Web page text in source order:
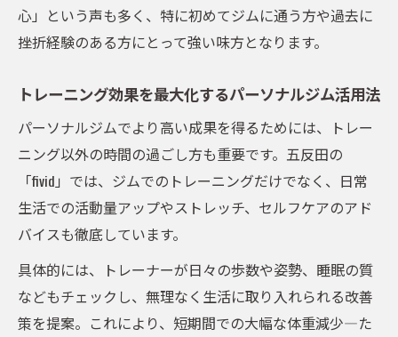
心」という声も多く、特に初めてジムに通う方や過去に
挫折経験のある方にとって強い味方となります。
トレーニング効果を最大化するパーソナルジム活用法
パーソナルジムでより高い成果を得るためには、トレー
ニング以外の時間の過ごし方も重要です。五反田の
「fivid」では、ジムでのトレーニングだけでなく、日常
生活での活動量アップやストレッチ、セルフケアのアド
バイスも徹底しています。
具体的には、トレーナーが日々の歩数や姿勢、睡眠の質
などもチェックし、無理なく生活に取り入れられる改善
策を提案。これにより、短期間での大幅な体重減少―た